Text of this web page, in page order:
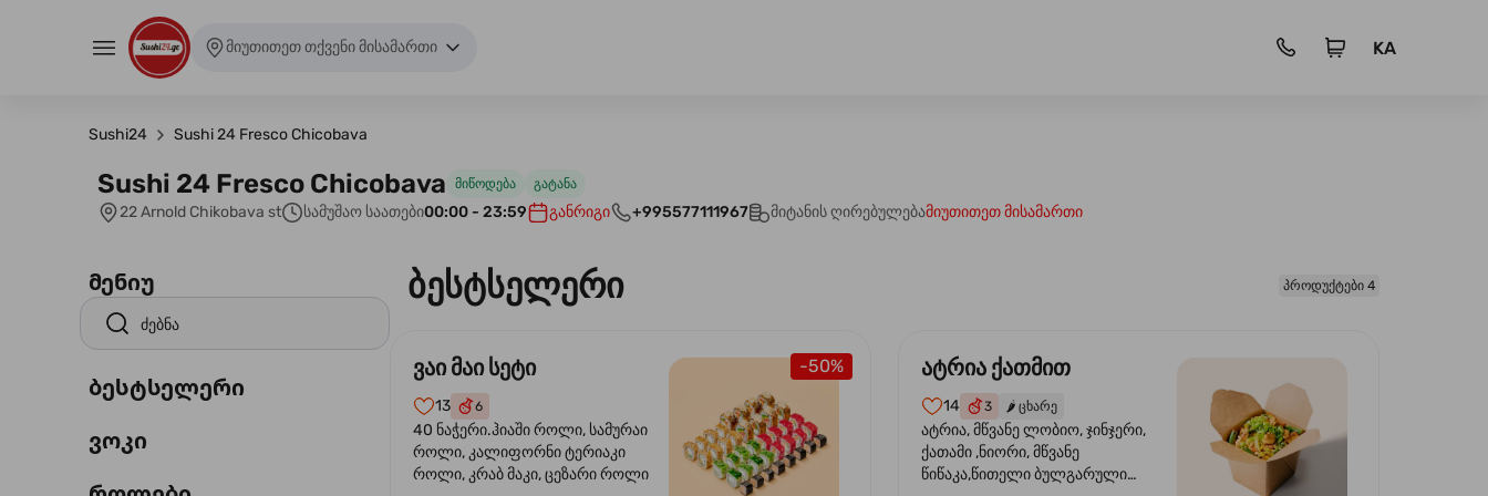
მიუთითეთ თქვენი მისამართი KA
Sushi24 Sushi 24 Fresco Chicobava
Sushi 24 Fresco Chicobava მიწოდება გატანა
22 Arnold Chikobava st სამუშაო საათები00:00 - 23:59 განრიგი +995577111967 მიტანის ღირებულებამიუთითეთ მისამართი
მენიუ
ბესტსელერი
ვოკი
ბესტსელერი პროდუქტები 4
-50%
ვაი მაი სეტი
13 6
40 ნაჭერი.ჰიაში როლი, სამურაი
როლი, კალიფორნი ტერიაკი
როლი, კრაბ მაკი, ცეზარი როლი
ატრია ქათმით
14 3 🌶️ ცხარე
ატრია, მწვანე ლობიო, ჯინჯერი,
ქათამი ,ნიორი, მწვანე
წიწაკა,წითელი ბულგარული